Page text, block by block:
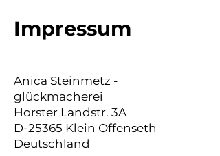
Impressum
Anica Steinmetz -
glückmacherei
Horster Landstr. 3A
D-25365 Klein Offenseth
Deutschland